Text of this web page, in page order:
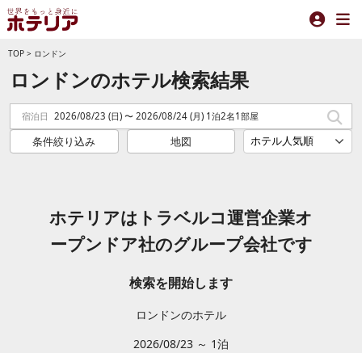
TOP > ロンドン
ロンドンのホテル検索結果
宿泊日 2026/08/23 (日) 〜 2026/08/24 (月) 1泊2名1部屋
条件絞り込み 地図
ホテリアはトラベルコ運営企業オ
ープンドア社のグループ会社です
検索を開始します
ロンドンのホテル
2026/08/23 ～ 1泊